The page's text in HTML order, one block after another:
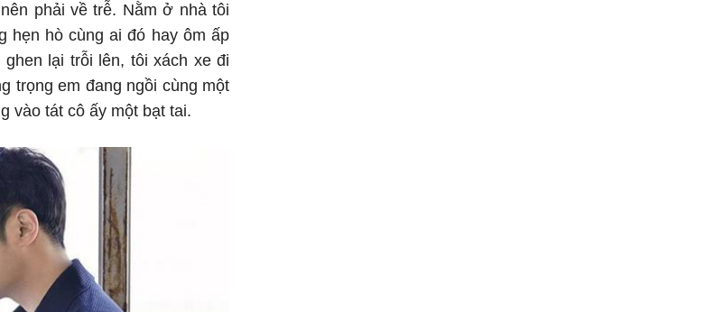
phải về trễ. Nằm ở nhà tôi
hẹn hò cùng ai đó hay ôm ấp
lại trỗi lên, tôi xách xe đi
trọng em đang ngồi cùng một
vào tát cô ấy một bạt tai.